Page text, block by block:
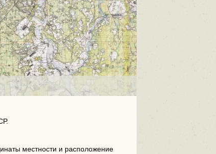
местности и расположение